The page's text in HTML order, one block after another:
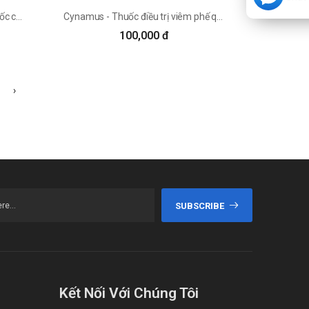
Curam 250mg/5ml GmbH - Thuốc chông viêm hiệu quả của GmbH Cynamus - Thuốc điều trị viêm phế quản cấp và mạn tính
100,000 đ
›
SUBSCRIBE
Kết Nối Với Chúng Tôi